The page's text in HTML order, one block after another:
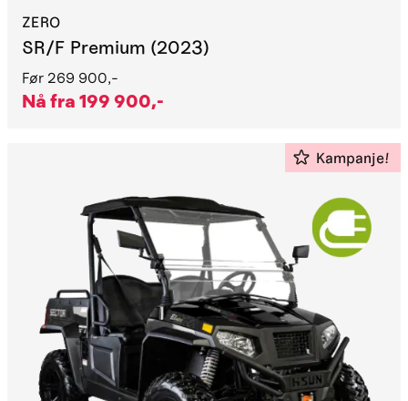
ZERO
SR/F Premium (2023)
Før 269 900,-
Nå fra 199 900,-
Kampanje!